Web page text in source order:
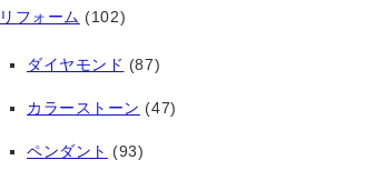
リフォーム (102)
ダイヤモンド (87)
カラーストーン (47)
ペンダント (93)